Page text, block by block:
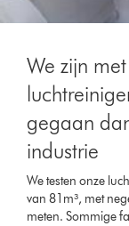
We zijn
gegaan
industrie
We testen onze
van 81m³, met
meten. Sommige